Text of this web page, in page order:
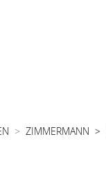
ZIMMERMANN